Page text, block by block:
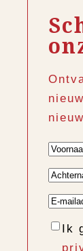
E-
Ik